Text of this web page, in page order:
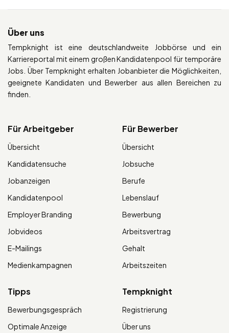
Über uns
Tempknight ist eine deutschlandweite Jobbörse und ein
Karriereportal mit einem großen Kandidatenpool für temporäre
Jobs. Über Tempknight erhalten Jobanbieter die Möglichkeiten,
geeignete Kandidaten und Bewerber aus allen Bereichen zu
finden.
Für Arbeitgeber
Übersicht
Kandidatensuche
Jobanzeigen
Kandidatenpool
Employer Branding
Jobvideos
E-Mailings
Medienkampagnen
Für Bewerber
Übersicht
Jobsuche
Berufe
Lebenslauf
Bewerbung
Arbeitsvertrag
Gehalt
Arbeitszeiten
Tipps
Bewerbungsgespräch
Optimale Anzeige
Tempknight
Registrierung
Über uns